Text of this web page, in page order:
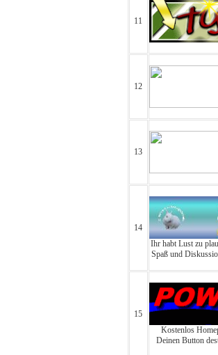
11
12
13
14
Ihr habt Lust zu
Spaß und
15
Kostenlos
Deinen Button